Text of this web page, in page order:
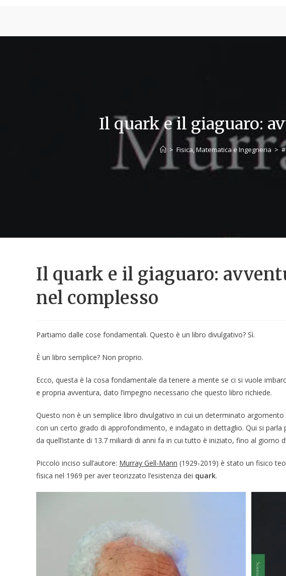
Il quark e il giaguaro:
> Fisica, Matematica e Ingegneria >
Il quark e il giaguaro:
nel complesso
Partiamo dalle cose fondamentali. Questo è un libro divulgativo? Sì.
È un libro semplice? Non proprio.
Ecco, questa è la cosa fondamentale da tenere a mente se ci si vuole
e propria avventura, dato l’impegno necessario che questo libro richiede.
Questo non è un semplice libro divulgativo in cui un determinato
con un certo grado di approfondimento, e indagato in dettaglio. Qui si
da quell’istante di 13.7 miliardi di anni fa in cui tutto è iniziato, fino al giorno
Piccolo inciso sull’autore: Murray Gell-Mann (1929-2019) è stato un fisico
fisica nel 1969 per aver teorizzato l’esistenza dei quark.